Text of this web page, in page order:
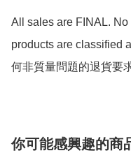
All sales are FINAL.
products are classified
何非質量問題的退貨要
你可能感興趣的商